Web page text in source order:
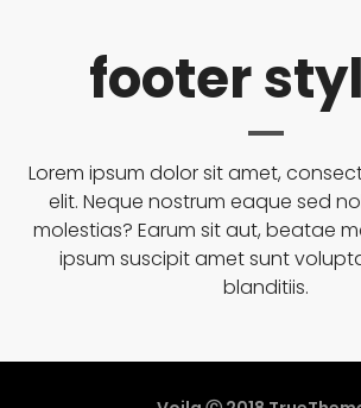
footer
Lorem ipsum dolor sit amet,
elit. Neque nostrum eaque sed
molestias? Earum sit aut, beatae
ipsum suscipit amet sunt
blanditiis.